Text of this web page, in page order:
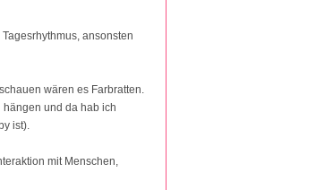
ansonsten
wären es Farbratten.
und da hab ich
ist).
mit Menschen,